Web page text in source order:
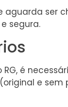
aguarda ser
segura.
é
e sem